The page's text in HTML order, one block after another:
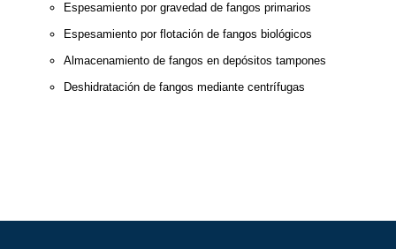
Espesamiento por gravedad de fangos primarios
Espesamiento por flotación de fangos biológicos
Almacenamiento de fangos en depósitos tampones
Deshidratación de fangos mediante centrífugas